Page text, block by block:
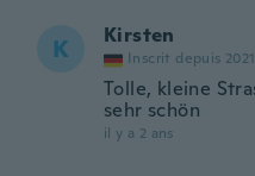
K Kirsten
Inscrit depuis 2021
Tolle, kleine
sehr schön
il y a 2 ans